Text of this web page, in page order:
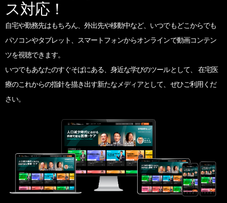
ス対応！
自宅や勤務先はもちろん、外出先や移動中など、いつでもどこからでも
パソコンやタブレット、スマートフォンからオンラインで動画コンテン
ツを視聴できます。
いつでもあなたのすぐそばにある、身近な学びのツールとして、
在宅医
療のこれからの指針を描き出す新たなメディアとして、ぜひご利用くだ
さい。